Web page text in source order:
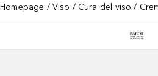
Homepage Viso Cura del viso